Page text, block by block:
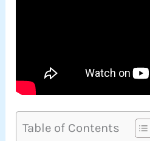
Table of Contents